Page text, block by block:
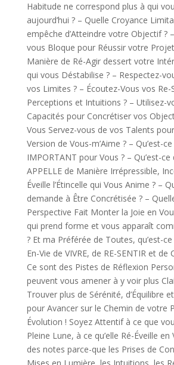
Habitude ne correspond plus à qui
aujourd’hui ? – Quelle Croyance
empêche d’Atteindre votre Objectif ?
vous Bloque pour Réussir votre
Manière de Ré-Agir dessert votre
qui vous Déstabilise ? – Respectez-
vos Limites ? – Écoutez-Vous vos Re-
Perceptions et Intuitions ? – Utilisez-
Capacités pour Concrétiser vos
Vous Servez-vous de vos Talents
Version de Vous-m’Aime ? – Qu’est-
IMPORTANT pour Vous ? – Qu’est-ce
APPELLE de Manière Irrépressible,
Éveille l’Étincelle qui Vous Anime ? –
demande à Être Concrétisée ? –
Perspective Fait Monter la Joie en
qui prend forme et vous apparaît
? Et ma Préférée de Toutes, qu’est-
En-Vie de VIVRE, de RE-SENTIR et de
Ce sont des Pistes de Réflexion
peuvent vous amener à y voir plus
Trouver plus de Sérénité, d’Équilibre
pour Avancer sur le Chemin de votre
Évolution ! Soyez Attentif à ce que
Pleine Lune, à ce qu’elle Ré-Éveille en
des notes parce-que les Prises de